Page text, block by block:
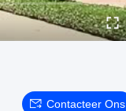
Contacteer Ons